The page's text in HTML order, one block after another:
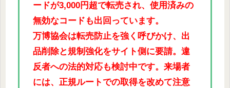
ードが3,000円超で転売され、使用済みの
無効なコードも出回っています。
万博協会は転売防止を強く呼びかけ、出
品削除と規制強化をサイト側に要請。違
反者への法的対応も検討中です。来場者
には、正規ルートでの取得を改めて注意